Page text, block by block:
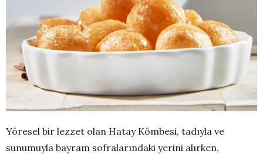
Yöresel bir lezzet olan Hatay Kömbesi, tadıyla ve
sunumuyla bayram sofralarındaki yerini alırken,